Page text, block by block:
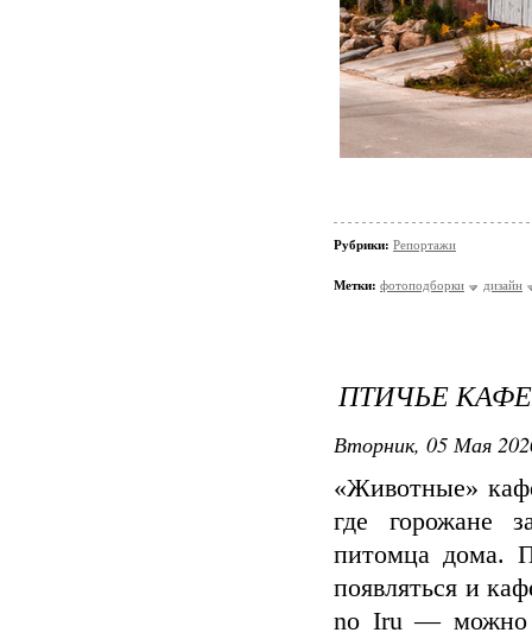
Рубрики: Репортажи
Метки: фотоподборки дизайн
ПТИЧЬЕ
Вторник, 05 Мая
«Животные»
где горожане
питомца дома.
появляться и
no Iru — можно